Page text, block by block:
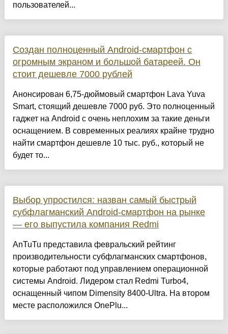
пользователей...
Создан полноценный Android-смартфон с
огромным экраном и большой батареей. Он
стоит дешевле 7000 рублей
Анонсирован 6,75-дюймовый смартфон Lava Yuva
Smart, стоящий дешевле 7000 руб. Это полноценный
гаджет на Android с очень неплохим за такие деньги
оснащением. В современных реалиях крайне трудно
найти смартфон дешевле 10 тыс. руб., который не
будет то...
Выбор упростился: назван самый быстрый
субфлагманский Android-смартфон на рынке
— его выпустила компания Redmi
AnTuTu представила февральский рейтинг
производительности субфлагманских смартфонов,
которые работают под управлением операционной
системы Android. Лидером стал Redmi Turbo4,
оснащенный чипом Dimensity 8400-Ultra. На втором
месте расположился OnePlu...